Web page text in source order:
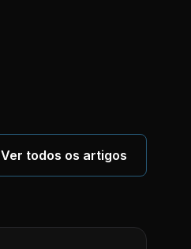
Ver todos os artigos